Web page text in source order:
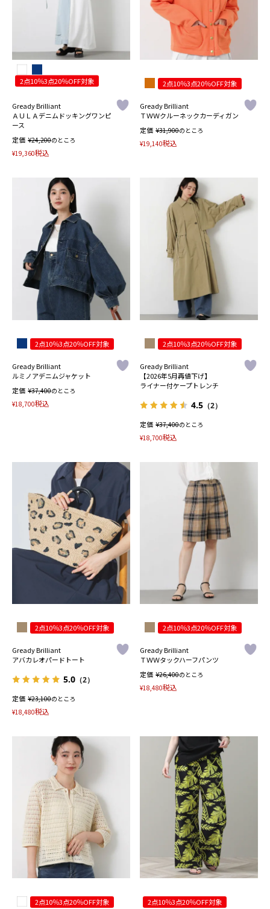
2点10％3点20％OFF対象
Gready Brilliant
ＡＵＬＡデニムドッキングワンピ
ース
定価 ¥24,200のところ
¥19,360税込
2点10％3点20％OFF対象
Gready Brilliant
ＴＷＷクルーネックカーディガン
定価 ¥31,900のところ
¥19,140税込
2点10％3点20％OFF対象
Gready Brilliant
ルミノアデニムジャケット
定価 ¥37,400のところ
¥18,700税込
2点10％3点20％OFF対象
Gready Brilliant
【2026年5月再値下げ】
ライナー付ケープトレンチ
4.5 （2）
定価 ¥37,400のところ
¥18,700税込
2点10％3点20％OFF対象
Gready Brilliant
アバカレオパードトート
5.0 （2）
定価 ¥23,100のところ
¥18,480税込
2点10％3点20％OFF対象
Gready Brilliant
ＴＷＷタックハーフパンツ
定価 ¥26,400のところ
¥18,480税込
2点10％3点20％OFF対象 2点10％3点20％OFF対象